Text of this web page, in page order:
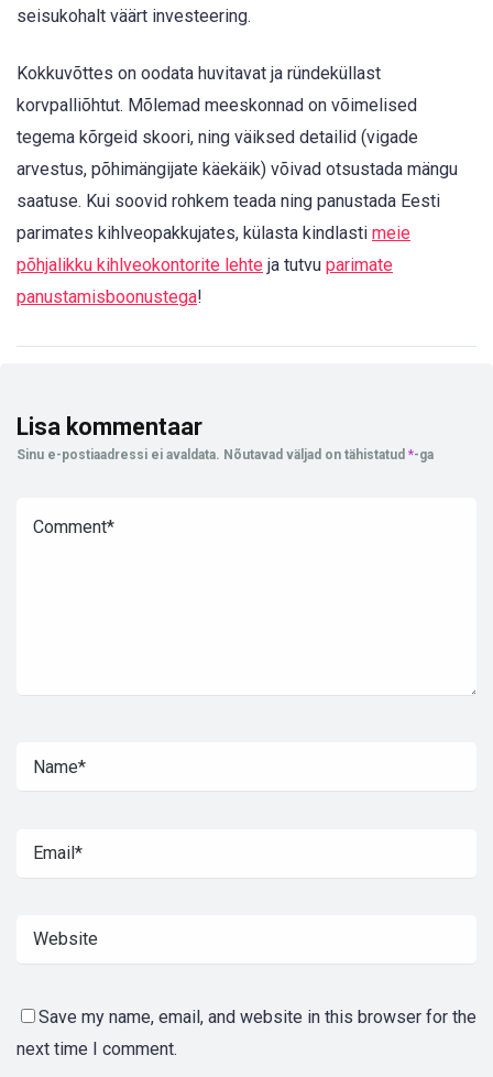
seisukohalt väärt investeering.
Kokkuvõttes on oodata huvitavat ja ründeküllast
korvpalliõhtut. Mõlemad meeskonnad on võimelised
tegema kõrgeid skoori, ning väiksed detailid (vigade
arvestus, põhimängijate käekäik) võivad otsustada mängu
saatuse. Kui soovid rohkem teada ning panustada Eesti
parimates kihlveopakkujates, külasta kindlasti meie
põhjalikku kihlveokontorite lehte ja tutvu parimate
panustamisboonustega!
Lisa kommentaar
Sinu e-postiaadressi ei avaldata. Nõutavad väljad on tähistatud *-ga
Save my name, email, and website in this browser for the
next time I comment.